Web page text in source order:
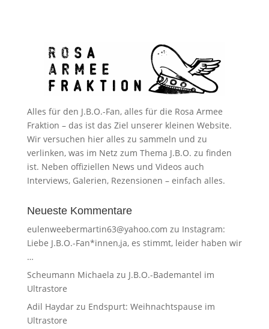
Alles für den J.B.O.-Fan, alles für die Rosa Armee
Fraktion – das ist das Ziel unserer kleinen Website.
Wir versuchen hier alles zu sammeln und zu
verlinken, was im Netz zum Thema J.B.O. zu finden
ist. Neben offiziellen News und Videos auch
Interviews, Galerien, Rezensionen – einfach alles.
Neueste Kommentare
eulenweebermartin63@yahoo.com zu Instagram:
Liebe J.B.O.-Fan*innen,ja, es stimmt, leider haben wir
…
Scheumann Michaela zu J.B.O.-Bademantel im
Ultrastore
Adil Haydarzu Endspurt: Weihnachtspause im
Ultrastore